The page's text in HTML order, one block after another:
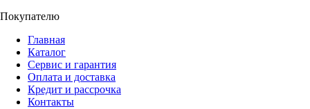
Покупателю
Главная
Каталог
Сервис и гарантия
Оплата и доставка
Кредит и рассрочка
Контакты